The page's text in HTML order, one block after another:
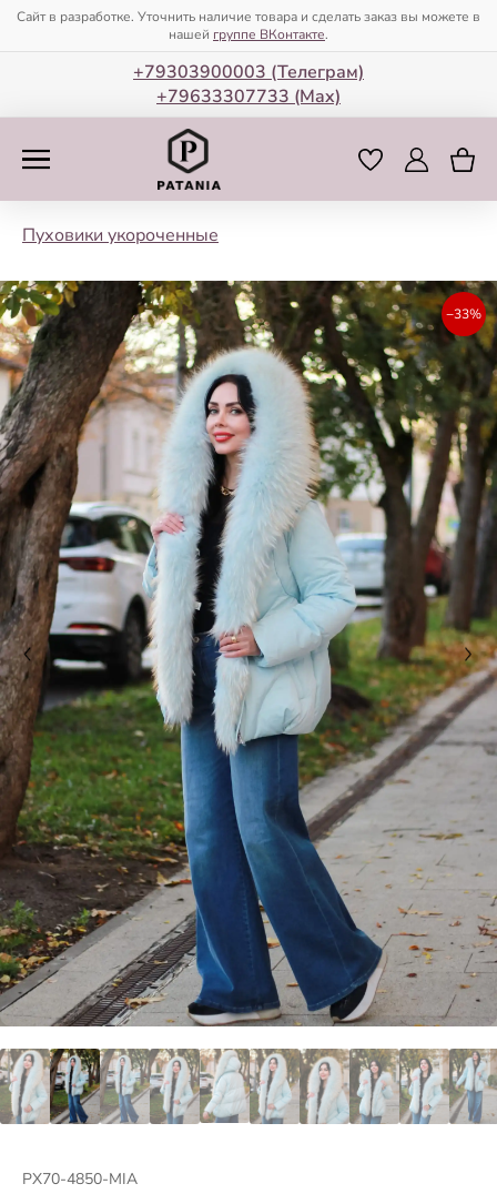
Сайт в разработке. Уточнить наличие товара и сделать заказ вы можете в
нашей группе ВКонтакте.
+79303900003 (Телеграм)
+79633307733 (Мax)
Пуховики укороченные
−33%
PX70-4850-MIA